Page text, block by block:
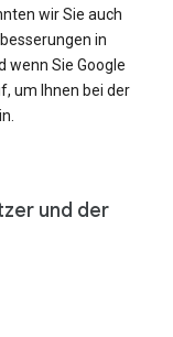
wir Sie auch
in
wenn Sie Google
um Ihnen bei der
und der